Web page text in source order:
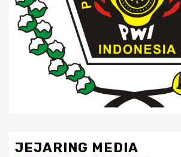
JEJARING MEDIA